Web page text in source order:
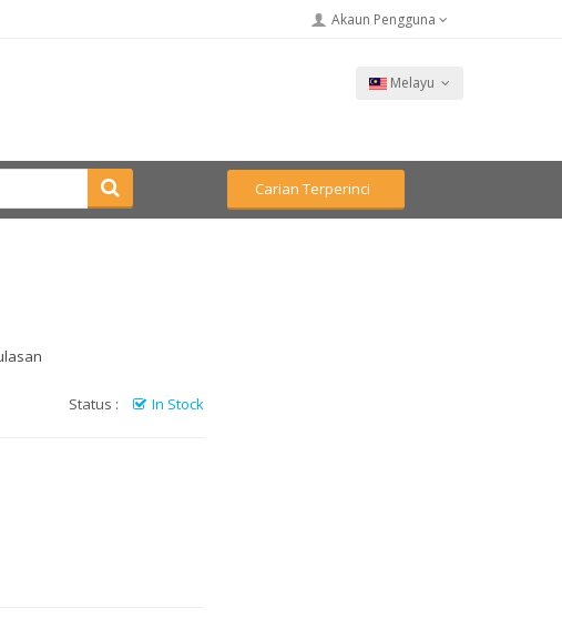
Akaun Pengguna
Melayu
Carian Terperinci
Status : In Stock